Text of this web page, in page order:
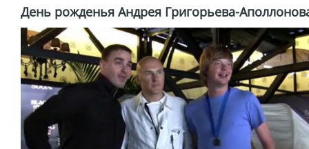
День рожденья Андрея Григорьева-